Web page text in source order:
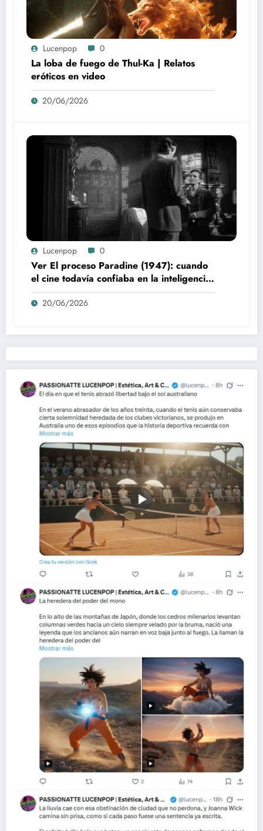
Lucenpop 0
La loba de fuego de Thul-Ka | Relatos
eróticos en video
20/06/2026
Lucenpop 0
Ver El proceso Paradine (1947): cuando
el cine todavía confiaba en la inteligencia
del espectador
20/06/2026